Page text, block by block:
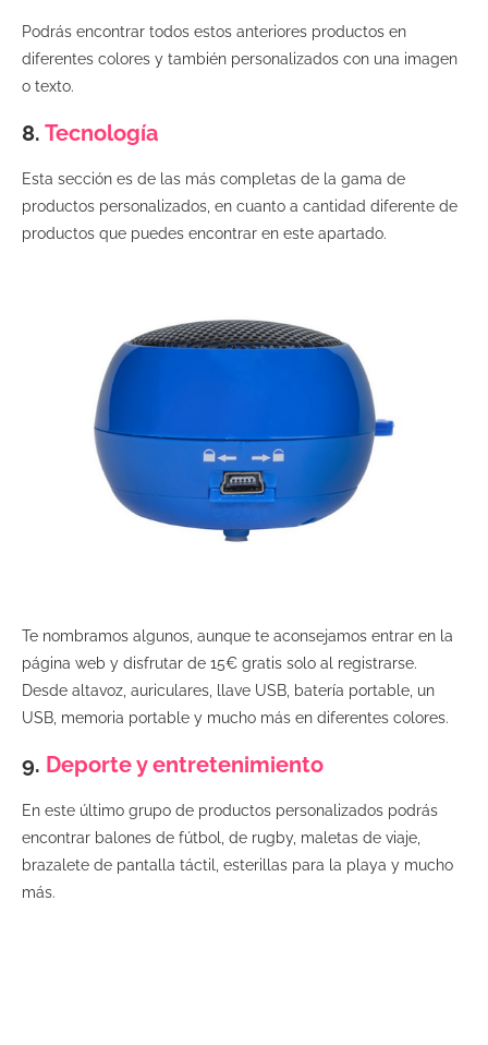
Podrás encontrar todos estos anteriores productos en
diferentes colores y también personalizados con una imagen
o texto.
8. Tecnología
Esta sección es de las más completas de la gama de
productos personalizados, en cuanto a cantidad diferente de
productos que puedes encontrar en este apartado.
Te nombramos algunos, aunque te aconsejamos entrar en la
página web y disfrutar de 15€ gratis solo al registrarse.
Desde altavoz, auriculares, llave USB, batería portable, un
USB, memoria portable y mucho más en diferentes colores.
9. Deporte y entretenimiento
En este último grupo de productos personalizados podrás
encontrar balones de fútbol, de rugby, maletas de viaje,
brazalete de pantalla táctil, esterillas para la playa y mucho
más.